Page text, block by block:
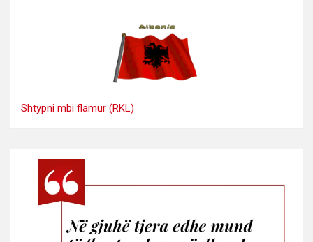
Shtypni mbi flamur (RKL)